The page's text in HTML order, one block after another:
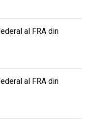
al FRA din
al FRA din